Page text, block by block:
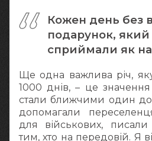
Кожен день без
подарунок,
сприймали як
Ще одна важлива річ,
1000 днів, – це
стали ближчими один
допомагали
для військових,
тим, хто на передовій. Я